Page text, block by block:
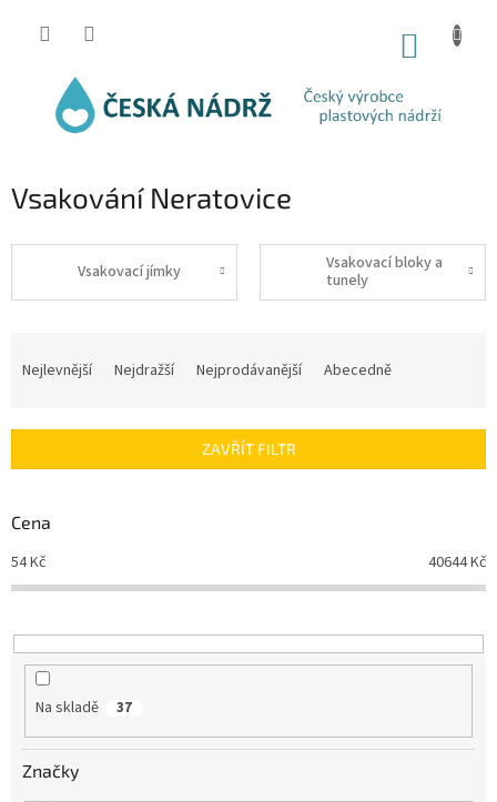
Vsakování Neratovice
Vsakovací jímky
Vsakovací bloky a
tunely
í
r
o
d
u
t
ů
Nejlevnější Nejdražší Nejprodávanější Abecedně
ZAVŘÍT FILTR
Cena
54Kč 40644Kč
Na skladě 37
Značky